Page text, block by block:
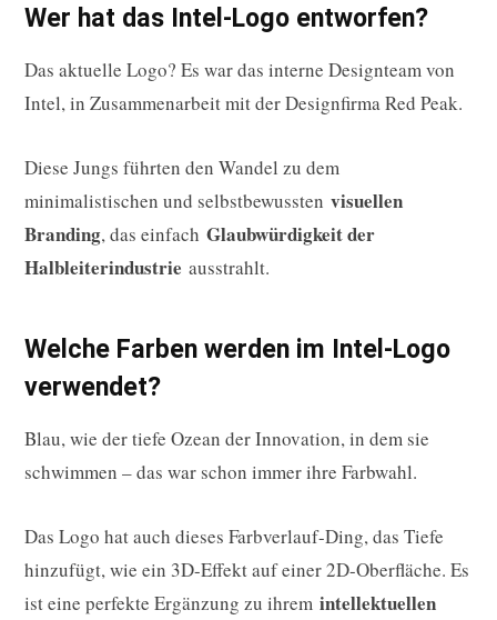
Wer hat das Intel-Logo entworfen?
Das aktuelle Logo? Es war das interne Designteam von
Intel, in Zusammenarbeit mit der Designfirma Red Peak.
Diese Jungs führten den Wandel zu dem
minimalistischen und selbstbewussten visuellen
Branding, das einfach Glaubwürdigkeit der
Halbleiterindustrie ausstrahlt.
Welche Farben werden im Intel-Logo
verwendet?
Blau, wie der tiefe Ozean der Innovation, in dem sie
schwimmen – das war schon immer ihre Farbwahl.
Das Logo hat auch dieses Farbverlauf-Ding, das Tiefe
hinzufügt, wie ein 3D-Effekt auf einer 2D-Oberfläche. Es
ist eine perfekte Ergänzung zu ihrem intellektuellen